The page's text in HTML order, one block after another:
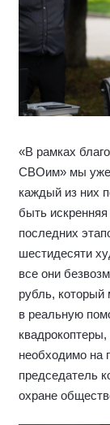
«В рамках
СВОим» мы уже
каждый из них
быть
последних
шестидесяти
все они
рубль,
в реальную
необходимо на
председатель
охране